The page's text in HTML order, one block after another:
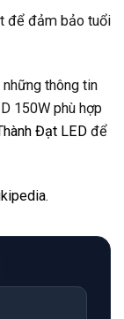
để đảm bảo tuổi
thông tin
150W phù hợp
Đạt LED để
.